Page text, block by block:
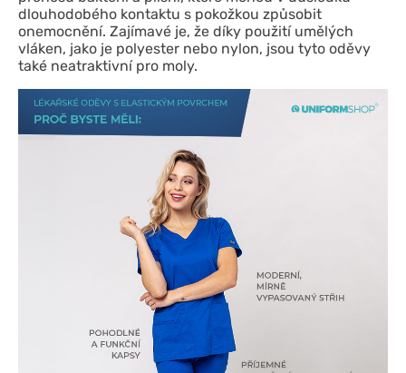
dlouhodobého kontaktu s pokožkou způsobit
onemocnění. Zajímavé je, že díky použití umělých
vláken, jako je polyester nebo nylon, jsou tyto oděvy
také neatraktivní pro moly.